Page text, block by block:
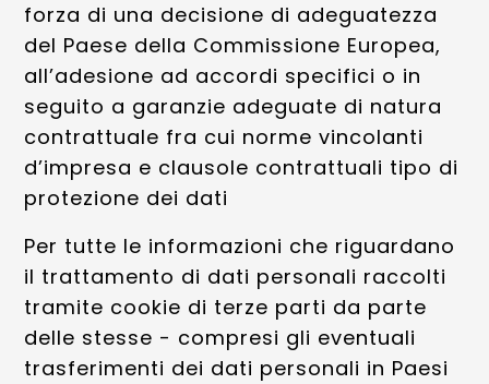
forza di una decisione di adeguatezza
del Paese della Commissione Europea,
all’adesione ad accordi specifici o in
seguito a garanzie adeguate di natura
contrattuale fra cui norme vincolanti
d’impresa e clausole contrattuali tipo di
protezione dei dati
Per tutte le informazioni che riguardano
il trattamento di dati personali raccolti
tramite cookie di terze parti da parte
delle stesse - compresi gli eventuali
trasferimenti dei dati personali in Paesi